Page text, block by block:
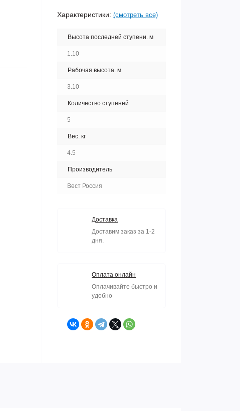
Характеристики: (смотреть все)
Высота последней ступени. м
1.10
Рабочая высота. м
3.10
Количество ступеней
5
Вес. кг
4.5
Производитель
Вест Россия
Доставка
Доставим заказ за 1-2
дня.
Оплата онлайн
Оплачивайте быстро и
удобно